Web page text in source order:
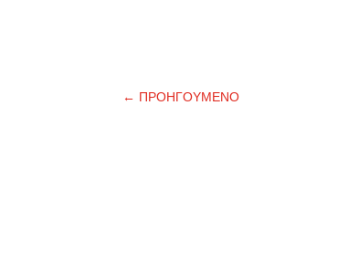
← ΠΡΟΗΓΟΥΜΕΝΟ